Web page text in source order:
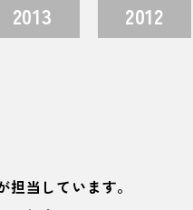
2013 2012
当しています。